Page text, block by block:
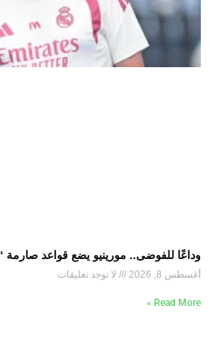
وداعًا للفوضى.. مورينيو يضع قواعد صارمة
أغسطس 8, 2026 لا توجد تعليقات
Read More »